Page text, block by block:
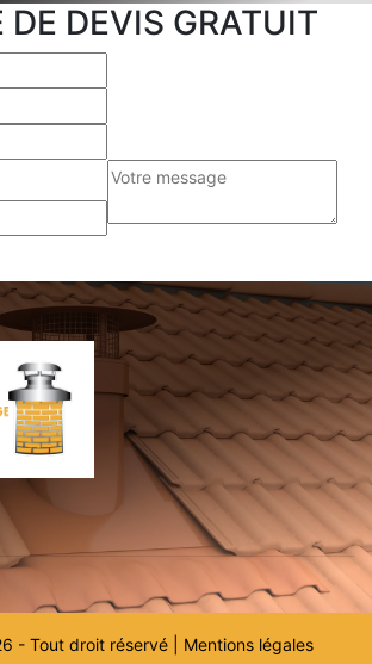
DE DEVIS GRATUIT
- Tout droit réservé | Mentions légales